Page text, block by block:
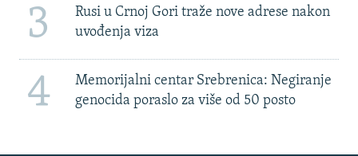
3
Rusi u Crnoj Gori traže nove adrese nakon
uvođenja viza
4
Memorijalni centar Srebrenica: Negiranje
genocida poraslo za više od 50 posto